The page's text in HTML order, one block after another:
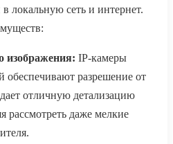
локальную сеть и интернет.
изображения: IP-камеры
обеспечивают разрешение от
отличную детализацию
рассмотреть даже мелкие